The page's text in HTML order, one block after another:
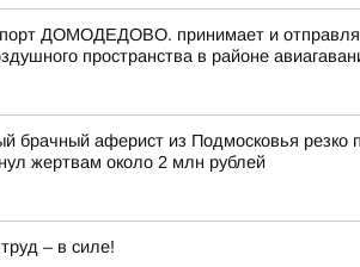
ДОМОДЕДОВО. принимает и
пространства в районе
брачный аферист из Подмосковья резко
жертвам около 2 млн рублей
– в силе!